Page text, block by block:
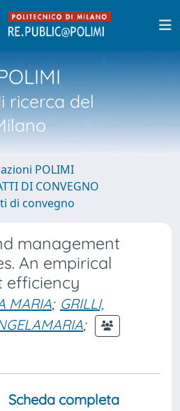
ricerca del
POLIMI
DI CONVEGNO
di convegno
management
An empirical
efficiency
MARIA; GRILLI,
;
Scheda completa